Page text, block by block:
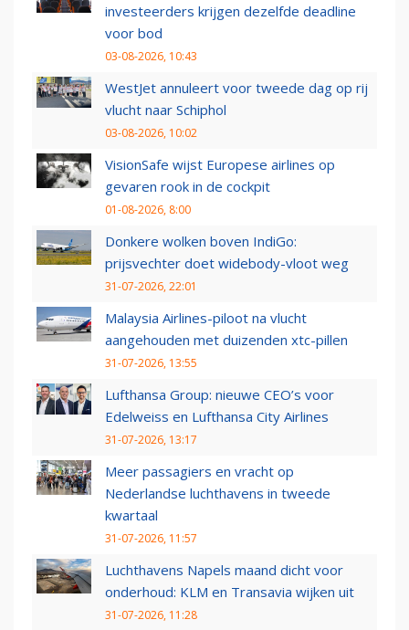
investeerders krijgen dezelfde deadline
voor bod
03-08-2026, 10:43
WestJet annuleert voor tweede dag op rij
vlucht naar Schiphol
03-08-2026, 10:02
VisionSafe wijst Europese airlines op
gevaren rook in de cockpit
01-08-2026, 8:00
Donkere wolken boven IndiGo:
prijsvechter doet widebody-vloot weg
31-07-2026, 22:01
Malaysia Airlines-piloot na vlucht
aangehouden met duizenden xtc-pillen
31-07-2026, 13:55
Lufthansa Group: nieuwe CEO’s voor
Edelweiss en Lufthansa City Airlines
31-07-2026, 13:17
Meer passagiers en vracht op
Nederlandse luchthavens in tweede
kwartaal
31-07-2026, 11:57
Luchthavens Napels maand dicht voor
onderhoud: KLM en Transavia wijken uit
31-07-2026, 11:28